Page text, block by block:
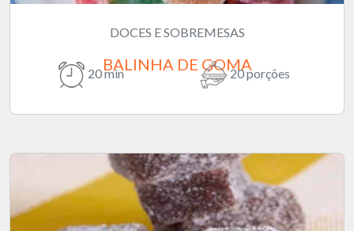
DOCES E SOBREMESAS
BALINHA DE GOMA
20 min 20 porções